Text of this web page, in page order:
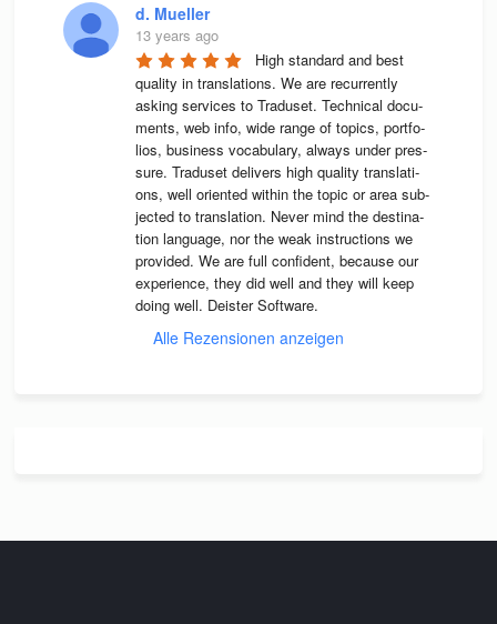
d. Mueller
13 years ago
High stan­dard and best
qua­lity in trans­la­ti­ons. We are recur­rently
asking ser­vices to Tra­du­set. Tech­ni­cal docu­
ments, web info, wide range of topics, port­fo­
lios, busi­ness voca­bu­lary, always under pres­
sure. Tra­du­set deli­vers high qua­lity trans­la­ti­
ons, well ori­en­ted wit­hin the topic or area sub­
jec­ted to trans­la­tion. Never mind the desti­na­
tion lan­guage, nor the weak instruc­tions we
pro­vi­ded. We are full con­fi­dent, because our
expe­ri­ence, they did well and they will keep
doing well. Deis­ter Software.
Alle Rezensionen anzeigen